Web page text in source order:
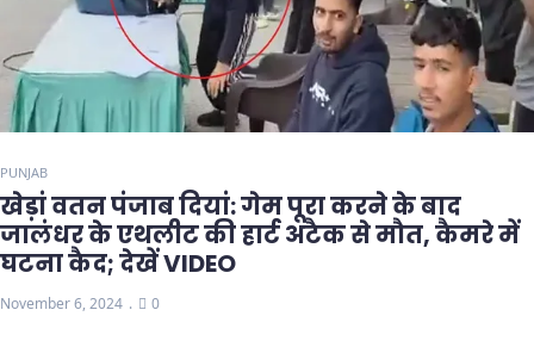
PUNJAB
खेड़ां वतन पंजाब दियां: गेम पूरा करने के बाद
जालंधर के एथलीट की हार्ट अटैक से मौत, कैमरे में
घटना कैद; देखें VIDEO
November 6, 2024 0